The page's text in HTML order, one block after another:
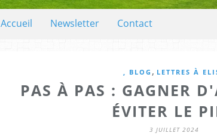
Accueil Newsletter Contact
, BLOG , LETTRES À
PAS À PAS : GAGNER
ÉVITER LE
3 JUILLET 2024